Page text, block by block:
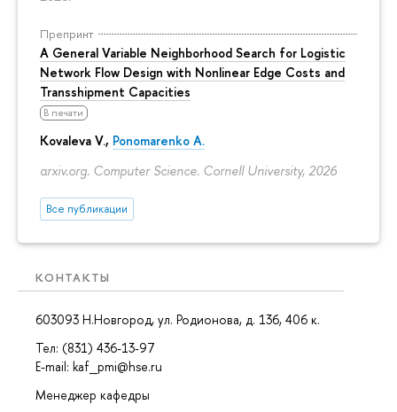
Препринт
A General Variable Neighborhood Search for Logistic
Network Flow Design with Nonlinear Edge Costs and
Transshipment Capacities
В печати
Kovaleva V., Ponomarenko A.
arxiv.org. Computer Science. Cornell University, 2026
Все публикации
КОНТАКТЫ
603093 Н.Новгород, ул. Родионова, д. 136, 406 к.
Тел: (831) 436-13-97
E-mail: kaf_pmi@hse.ru
Менеджер кафедры